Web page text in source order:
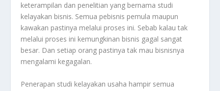
keterampilan dan penelitian yang bernama studi
kelayakan bisnis. Semua pebisnis pemula maupun
kawakan pastinya melalui proses ini. Sebab kalau tak
melalui proses ini kemungkinan bisnis gagal sangat
besar. Dan setiap orang pastinya tak mau bisnisnya
mengalami kegagalan.
Penerapan studi kelayakan usaha hampir semua